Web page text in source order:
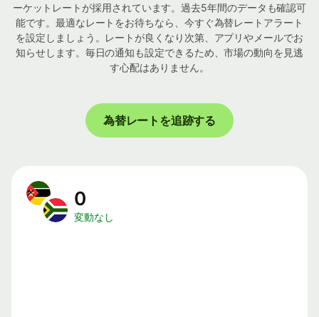
ーケットレートが採用されています。過去5年間のデータも確認可
能です。最適なレートをお待ちなら、今すぐ為替レートアラート
を設定しましょう。レートが良くなり次第、アプリやメールでお
知らせします。毎日の通知も設定できるため、市場の動向を見逃
す心配はありません。
為替レートを追跡する
0
変動なし